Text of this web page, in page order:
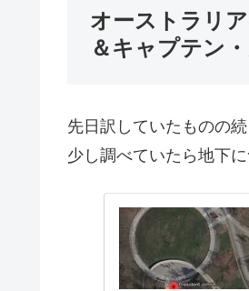
オーストラリ
＆キャプテン
先日訳していたものの
少し調べていたら地下